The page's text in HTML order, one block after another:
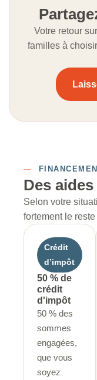
Votre retour
familles à
—
Des
Selon votre
fortement le
Crédit
d’impôt
50 % de
crédit
d'impôt
50 % des
sommes
engagées,
que vous
soyez